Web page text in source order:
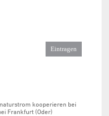
kooperieren bei
Frankfurt (Oder)